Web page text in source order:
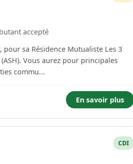
accepté
commu...
En savoir plus
CDI